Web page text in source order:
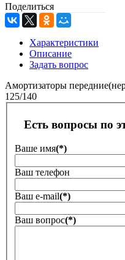
Поделиться
Характеристики
Описание
Задать вопрос
Амортизаторы
125/140
Есть вопросы по
Ваше имя(*)
Ваш телефон
Ваш е-mail(*)
Ваш вопрос(*)